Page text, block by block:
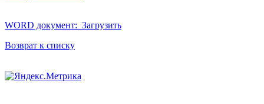
WORD документ: Загрузить
Возврат к списку